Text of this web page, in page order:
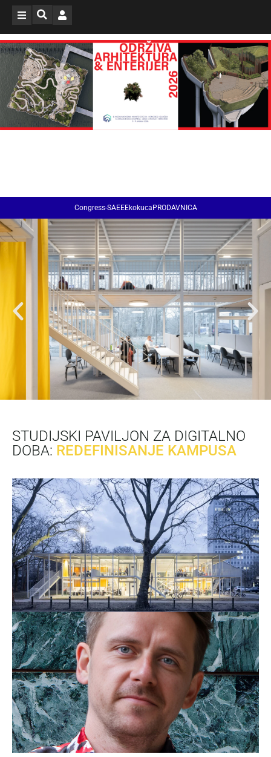
Congress-SAEEEkokucaPRODAVNICA
STUDIJSKI PAVILJON ZA DIGITALNO
DOBA: REDEFINISANJE KAMPUSA